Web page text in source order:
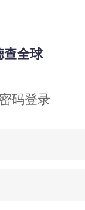
查全球
密码登录